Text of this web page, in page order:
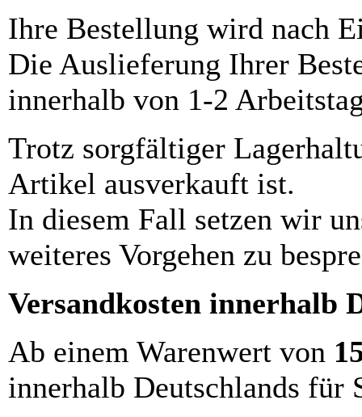
Ihre Bestellung wird nach
Die Auslieferung Ihrer
innerhalb von 1-2
Trotz sorgfältiger
Artikel ausverkauft ist.
In diesem Fall setzen wir
weiteres Vorgehen zu
Versandkosten innerhalb
Ab einem Warenwert von
innerhalb Deutschlands für